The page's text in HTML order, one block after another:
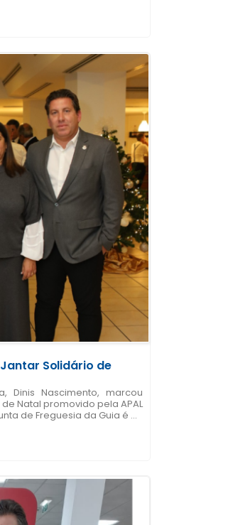
Solidário de
Dinis Nascimento, marcou
Natal promovido pela APAL
de Freguesia da Guia é ...